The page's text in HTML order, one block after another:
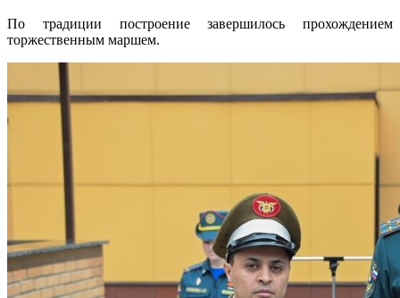
По традиции построение завершилось прохождением
торжественным маршем.